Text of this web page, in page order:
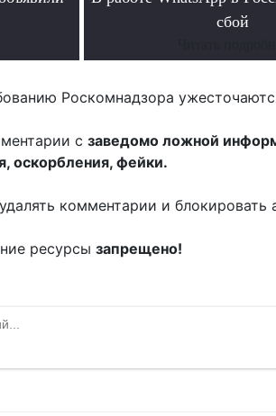
сбой
Роскомнадзора
с заведомо ложной
оскорбления, фейки.
комментарии и блокировать
ресурсы запрещено!